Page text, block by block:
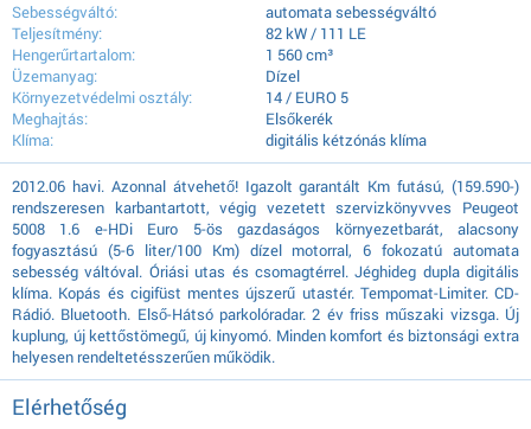
Sebességváltó:
automata sebességváltó
Teljesítmény:
82 kW / 111 LE
Hengerűrtartalom:
1 560 cm³
Üzemanyag:
Dízel
Környezetvédelmi osztály:
14 / EURO 5
Meghajtás:
Elsőkerék
Klíma:
digitális kétzónás klíma
2012.06 havi. Azonnal átvehető! Igazolt garantált Km futású, (159.590-)
rendszeresen karbantartott, végig vezetett szervizkönyvves Peugeot
5008 1.6 e-HDi Euro 5-ös gazdaságos környezetbarát, alacsony
fogyasztású (5-6 liter/100 Km) dízel motorral, 6 fokozatú automata
sebesség váltóval. Óriási utas és csomagtérrel. Jéghideg dupla digitális
klíma. Kopás és cigifüst mentes újszerű utastér. Tempomat-Limiter. CD-
Rádió. Bluetooth. Első-Hátsó parkolóradar. 2 év friss műszaki vizsga. Új
kuplung, új kettőstömegű, új kinyomó. Minden komfort és biztonsági extra
helyesen rendeltetésszerűen működik.
Elérhetőség